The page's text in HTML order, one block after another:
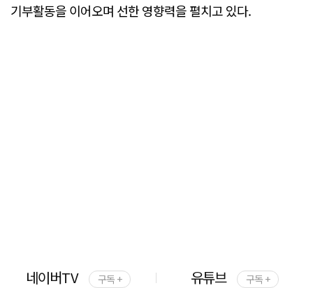
기부활동을 이어오며 선한 영향력을 펼치고 있다.
네이버TV 구독 + 유튜브 구독 +